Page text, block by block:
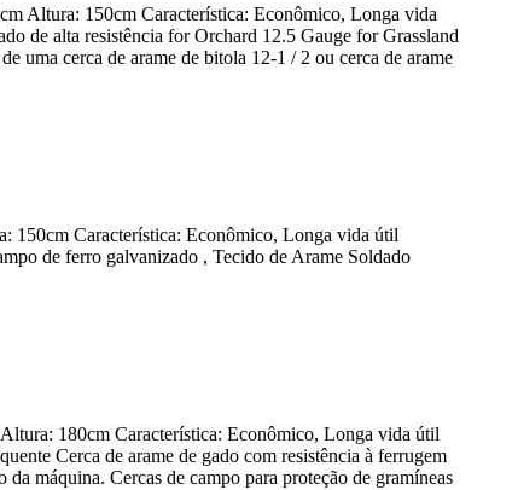
Altura: 150cm Característica: Econômico, Longa vida
de alta resistência for Orchard 12.5 Gauge for Grassland
uma cerca de arame de bitola 12-1 / 2 ou cerca de arame
150cm Característica: Econômico, Longa vida útil
de ferro galvanizado , Tecido de Arame Soldado
180cm Característica: Econômico, Longa vida útil
Cerca de arame de gado com resistência à ferrugem
máquina. Cercas de campo para proteção de gramíneas